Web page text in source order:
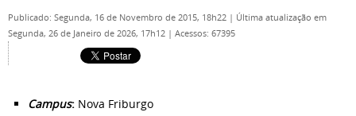
Publicado: Segunda, 16 de Novembro de 2015, 18h22 | Última atualização em
Segunda, 26 de Janeiro de 2026, 17h12 | Acessos: 67395
Campus: Nova Friburgo